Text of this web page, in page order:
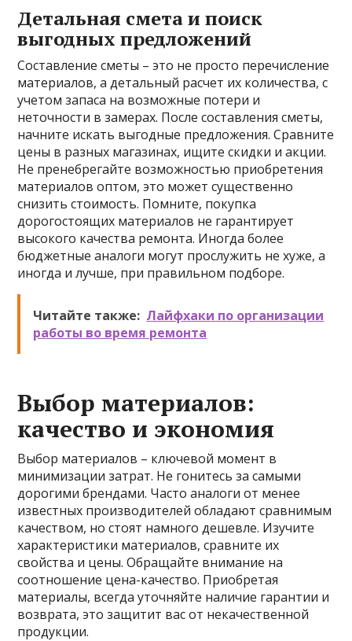
Детальная смета и поиск
выгодных предложений
Составление сметы – это не просто перечисление
материалов, а детальный расчет их количества, с
учетом запаса на возможные потери и
неточности в замерах. После составления сметы,
начните искать выгодные предложения. Сравните
цены в разных магазинах, ищите скидки и акции.
Не пренебрегайте возможностью приобретения
материалов оптом, это может существенно
снизить стоимость. Помните, покупка
дорогостоящих материалов не гарантирует
высокого качества ремонта. Иногда более
бюджетные аналоги могут прослужить не хуже, а
иногда и лучше, при правильном подборе.
Читайте также: Лайфхаки по организации
работы во время ремонта
Выбор материалов:
качество и экономия
Выбор материалов – ключевой момент в
минимизации затрат. Не гонитесь за самыми
дорогими брендами. Часто аналоги от менее
известных производителей обладают сравнимым
качеством, но стоят намного дешевле. Изучите
характеристики материалов, сравните их
свойства и цены. Обращайте внимание на
соотношение цена-качество. Приобретая
материалы, всегда уточняйте наличие гарантии и
возврата, это защитит вас от некачественной
продукции.